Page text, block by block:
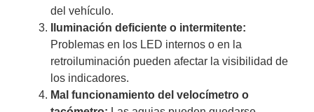
del vehículo.
Iluminación deficiente o intermitente:
Problemas en los LED internos o en la
retroiluminación pueden afectar la visibilidad de
los indicadores.
Mal funcionamiento del velocímetro o